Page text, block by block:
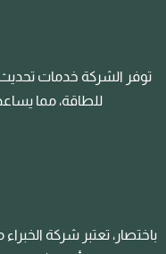
توفر الشركة خدمات تحديث
للطاقة، مما
باختصار، تعتبر شركة